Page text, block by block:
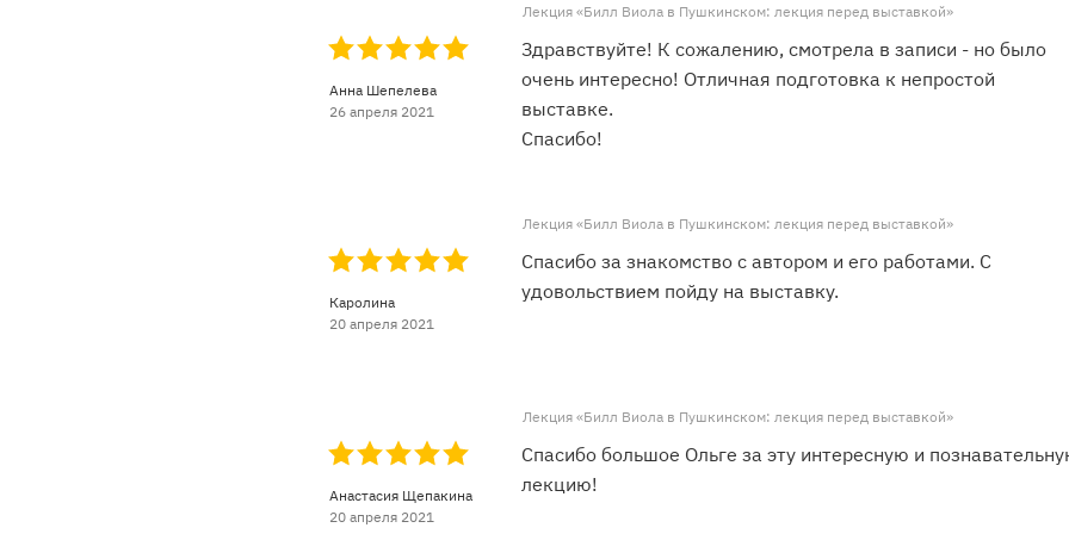
Лекция «Билл Виола в Пушкинском: лекция перед выставкой»
Анна Шепелева
26 апреля 2021
Здравствуйте! К сожалению, смотрела в записи - но было
очень интересно! Отличная подготовка к непростой
выставке.
Спасибо!
Лекция «Билл Виола в Пушкинском: лекция перед выставкой»
Каролина
20 апреля 2021
Спасибо за знакомство с автором и его работами. С
удовольствием пойду на выставку.
Лекция «Билл Виола в Пушкинском: лекция перед выставкой»
Анастасия Щепакина
20 апреля 2021
Спасибо большое Ольге за эту интересную и
лекцию!